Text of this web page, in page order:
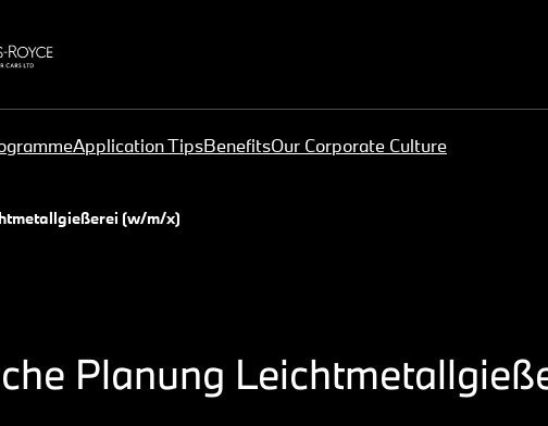
Application TipsBenefitsOur Corporate Culture
(w/m/x)
Planung